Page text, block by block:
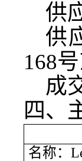
供
供
168
成
四、
名称：